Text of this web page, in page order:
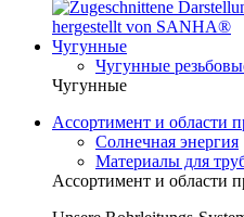
Чугунные
Чугунные
Чугунные
Ассортимент и области
Солнечная энергия
Материалы для
Ассортимент и области